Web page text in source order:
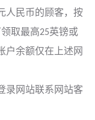
人民币的顾客，按
取最高25英镑或
户余额仅在上述网
录网站联系网站客